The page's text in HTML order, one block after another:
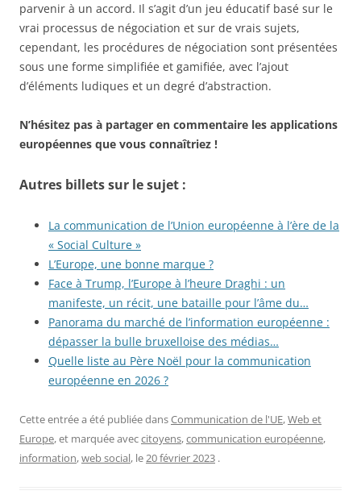
parvenir à un accord. Il s’agit d’un jeu éducatif basé sur le
vrai processus de négociation et sur de vrais sujets,
cependant, les procédures de négociation sont présentées
sous une forme simplifiée et gamifiée, avec l’ajout
d’éléments ludiques et un degré d’abstraction.
N’hésitez pas à partager en commentaire les applications
européennes que vous connaîtriez !
Autres billets sur le sujet :
La communication de l’Union européenne à l’ère de la
« Social Culture »
L’Europe, une bonne marque ?
Face à Trump, l’Europe à l’heure Draghi : un
manifeste, un récit, une bataille pour l’âme du…
Panorama du marché de l’information européenne :
dépasser la bulle bruxelloise des médias…
Quelle liste au Père Noël pour la communication
européenne en 2026 ?
Cette entrée a été publiée dansCommunication de l'UE,Web et
Europe, et marquée aveccitoyens,communication européenne,
information,web social, le20 février 2023 .